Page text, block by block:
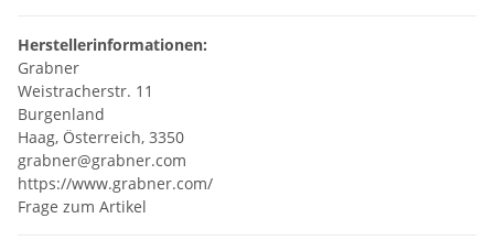
Herstellerinformationen:
Grabner
Weistracherstr. 11
Burgenland
Haag, Österreich, 3350
grabner@grabner.com
https://www.grabner.com/
Frage zum Artikel